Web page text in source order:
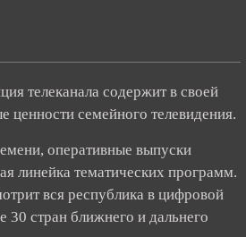
телеканала содержит в своей
ценности семейного телевидения.
оперативные выпуски
линейка тематических программ.
вся республика в цифровой
30 стран ближнего и дальнего